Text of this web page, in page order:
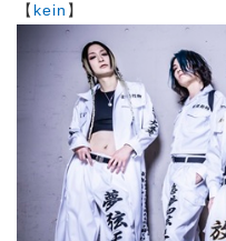
【 kein 】